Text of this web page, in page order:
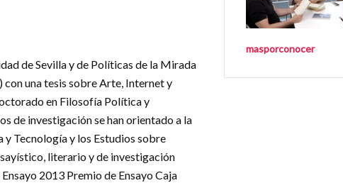
de Sevilla y de Políticas de la Mirada
una tesis sobre Arte, Internet y
en Filosofía Política y
de investigación se han orientado a la
Tecnología y los Estudios sobre
literario y de investigación
2013 Premio de Ensayo Caja
masporconocer